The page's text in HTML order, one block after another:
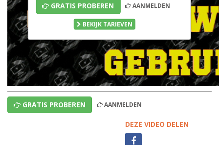
GRATIS PROBEREN AANMELDEN
BEKIJK TARIEVEN
GRATIS PROBEREN AANMELDEN
DEZE VIDEO DELEN